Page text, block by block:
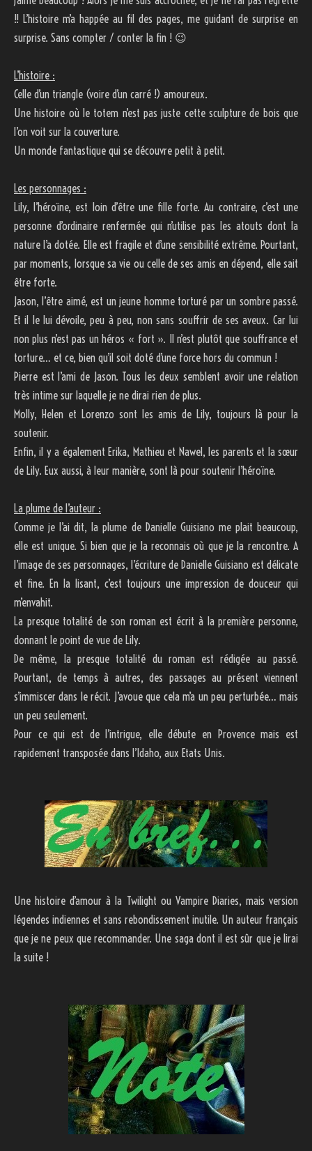
!! L’histoire m’a happée au fil des pages, me guidant de surprise en
surprise. Sans compter / conter la fin ! 😉
L’histoire :
Celle d’un triangle (voire d’un carré !) amoureux.
Une histoire où le totem n’est pas juste cette sculpture de bois que
l’on voit sur la couverture.
Un monde fantastique qui se découvre petit à petit.
Les personnages :
Lily, l’héroïne, est loin d’être une fille forte. Au contraire, c’est une
personne d’ordinaire renfermée qui n’utilise pas les atouts dont la
nature l’a dotée. Elle est fragile et d’une sensibilité extrême. Pourtant,
par moments, lorsque sa vie ou celle de ses amis en dépend, elle sait
être forte.
Jason, l’être aimé, est un jeune homme torturé par un sombre passé.
Et il le lui dévoile, peu à peu, non sans souffrir de ses aveux. Car lui
non plus n’est pas un héros « fort ». Il n’est plutôt que souffrance et
torture… et ce, bien qu’il soit doté d’une force hors du commun !
Pierre est l’ami de Jason. Tous les deux semblent avoir une relation
très intime sur laquelle je ne dirai rien de plus.
Molly, Helen et Lorenzo sont les amis de Lily, toujours là pour la
soutenir.
Enfin, il y a également Erika, Mathieu et Nawel, les parents et la sœur
de Lily. Eux aussi, à leur manière, sont là pour soutenir l’héroïne.
La plume de l’auteur :
Comme je l’ai dit, la plume de Danielle Guisiano me plait beaucoup,
elle est unique. Si bien que je la reconnais où que je la rencontre. A
l’image de ses personnages, l’écriture de Danielle Guisiano est délicate
et fine. En la lisant, c’est toujours une impression de douceur qui
m’envahit.
La presque totalité de son roman est écrit à la première personne,
donnant le point de vue de Lily.
De même, la presque totalité du roman est rédigée au passé.
Pourtant, de temps à autres, des passages au présent viennent
s’immiscer dans le récit. J’avoue que cela m’a un peu perturbée… mais
un peu seulement.
Pour ce qui est de l’intrigue, elle débute en Provence mais est
rapidement transposée dans l’Idaho, aux Etats Unis.
Une histoire d’amour à la Twilight ou Vampire Diaries, mais version
légendes indiennes et sans rebondissement inutile. Un auteur français
que je ne peux que recommander. Une saga dont il est sûr que je lirai
la suite !